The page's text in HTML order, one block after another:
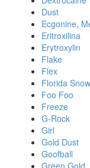
Dust
Ecgonine,
Eritroxilina
Erytroxylin
Flake
Flex
Florida Snow
Foo Foo
Freeze
G-Rock
Girl
Gold Dust
Goofball
Green Gold